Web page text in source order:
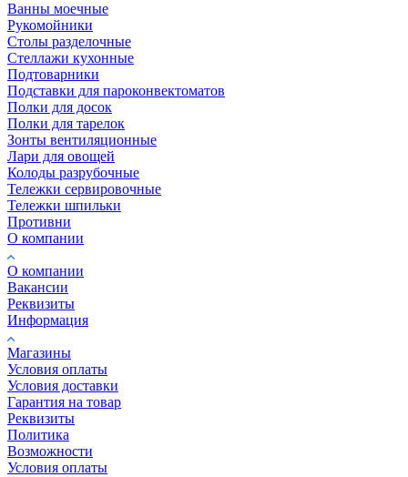
Ванны моечные
Рукомойники
Столы разделочные
Стеллажи кухонные
Подтоварники
Подставки для пароконвектоматов
Полки для досок
Полки для тарелок
Зонты вентиляционные
Лари для овощей
Колоды разрубочные
Тележки сервировочные
Тележки шпильки
Противни
О компании
О компании
Вакансии
Реквизиты
Информация
Магазины
Условия оплаты
Условия доставки
Гарантия на товар
Реквизиты
Политика
Возможности
Условия оплаты